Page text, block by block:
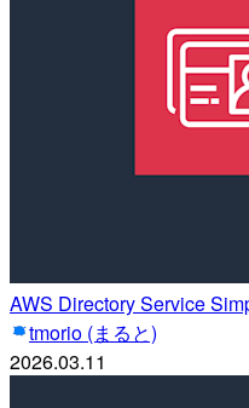
AWS Directory Service
tmorio (まると)
2026.03.11